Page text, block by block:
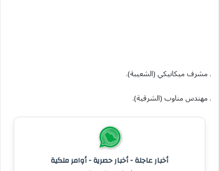
. مشرف ميكانيكي (الشعيبة).
. مهندس مناوب (الشرقية).
أخبار عاجلة - أخبار حصرية - أوامر ملكية